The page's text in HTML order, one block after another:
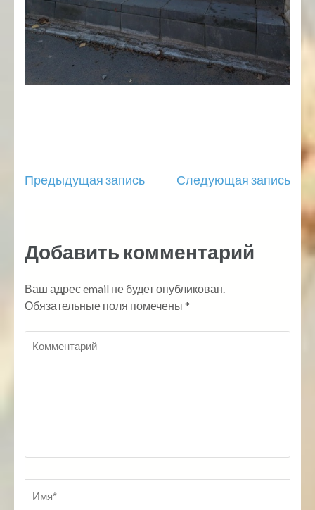
Навигация
записям
Предыдущая запись Следующая запись
Добавить комментарий
Ваш адрес email не будет опубликован.
Обязательные поля помечены *